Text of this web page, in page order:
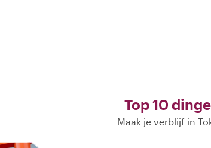
Top 10
Maak je verblijf in